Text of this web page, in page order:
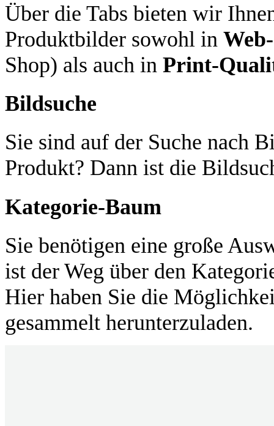
Über die Tabs bieten wir
Produktbilder sowohl in
Shop) als auch in Print-
Bildsuche
Sie sind auf der Suche nach
Produkt? Dann ist die
Kategorie-Baum
Sie benötigen eine große
ist der Weg über den
Hier haben Sie die
gesammelt herunterzuladen.